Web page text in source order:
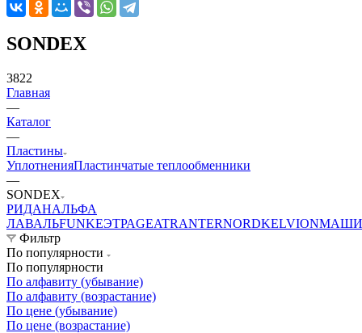
SONDEX
3822
Главная
—
Каталог
—
Пластины
УплотненияПластинчатые теплообменники
—
SONDEX
РИДАНАЛЬФА
ЛАВАЛЬFUNKEЭТРАGEATRANTERNORDKELVION
Фильтр
По популярности
По популярности
По алфавиту (убывание)
По алфавиту (возрастание)
По цене (убывание)
По цене (возрастание)